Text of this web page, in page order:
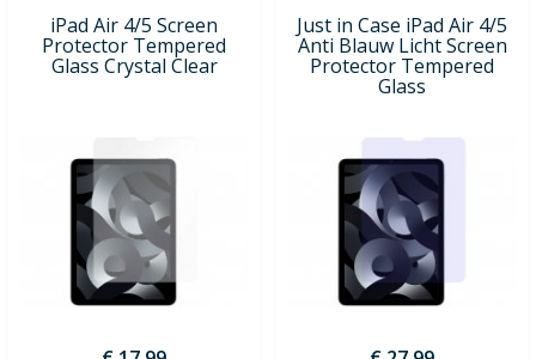
iPad Air 4/5 Screen
Protector Tempered
Glass Crystal Clear
Just in Case iPad Air 4/5
Anti Blauw Licht Screen
Protector Tempered
Glass